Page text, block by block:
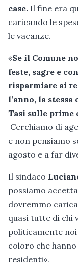
case. Il fine era
caricando le
le vacanze.
«Se il Comune
feste, sagre e
risparmiare ai
l’anno, la
Tasi sulle prime
Cerchiamo di
e non pensiamo
agosto e a far
Il sindaco
possiamo
dovremmo
quasi tutte di chi
politicamente
coloro che
residenti».